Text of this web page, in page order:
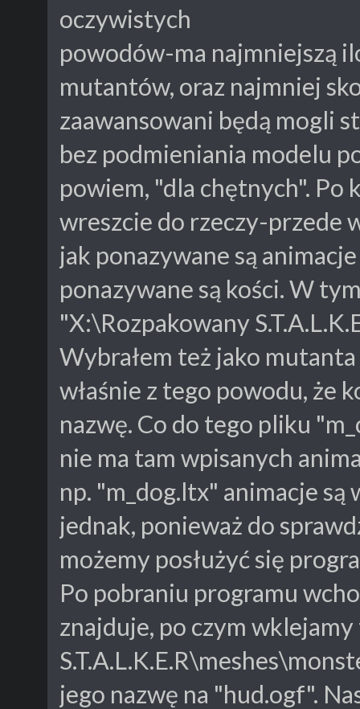
oczywistych
powodów-ma najmniejszą
mutantów, oraz najmniej
zaawansowani będą mogli
bez podmieniania modelu
powiem, "dla chętnych".
wreszcie do rzeczy-przede
jak ponazywane są
ponazywane są kości. W
"X:\Rozpakowany
Wybrałem też jako
właśnie z tego powodu, że
nazwę. Co do tego pliku
nie ma tam wpisanych
np. "m_dog.ltx" animacje
jednak, ponieważ do
możemy posłużyć się
Po pobraniu programu
znajduje, po czym
jego nazwę na "hud.ogf".